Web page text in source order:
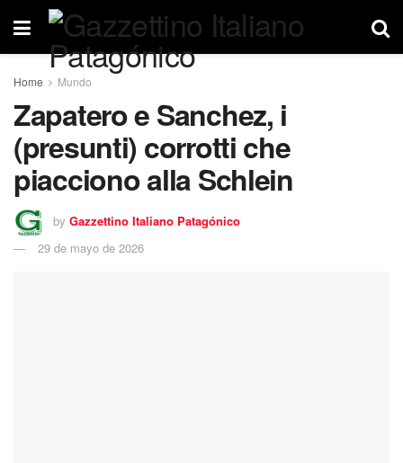
Home Mundo
Zapatero e Sanchez, i
(presunti) corrotti che
piacciono alla Schlein
by Gazzettino Italiano Patagónico
29 de mayo de 2026